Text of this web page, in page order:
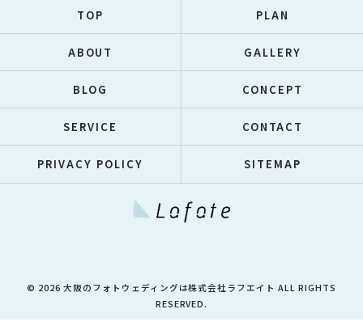
TOP PLAN
ABOUT GALLERY
BLOG CONCEPT
SERVICE CONTACT
PRIVACY POLICY SITEMAP
© 2026 大阪のフォトウェディングは株式会社ラフエイト ALL RIGHTS
RESERVED.